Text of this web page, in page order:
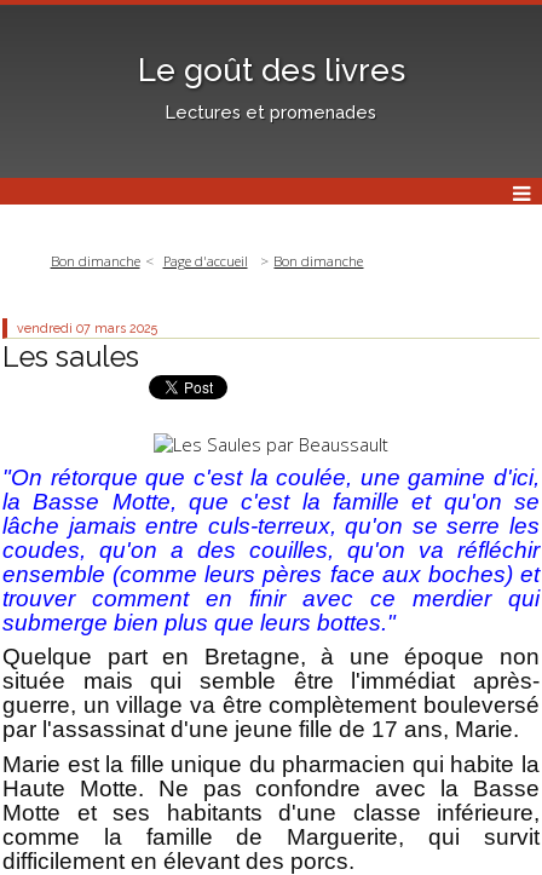
Le goût des livres
Lectures et promenades
Bon dimanche Page d'accueil Bon dimanche
vendredi 07 mars 2025
Les saules
"On rétorque que c'est la coulée, une gamine d'ici,
la Basse Motte, que c'est la famille et qu'on se
lâche jamais entre culs-terreux, qu'on se serre les
coudes, qu'on a des couilles, qu'on va réfléchir
ensemble (comme leurs pères face aux boches) et
trouver comment en finir avec ce merdier qui
submerge bien plus que leurs bottes."
Quelque part en Bretagne, à une époque non
située mais qui semble être l'immédiat après-
guerre, un village va être complètement bouleversé
par l'assassinat d'une jeune fille de 17 ans, Marie.
Marie est la fille unique du pharmacien qui habite la
Haute Motte. Ne pas confondre avec la Basse
Motte et ses habitants d'une classe inférieure,
comme la famille de Marguerite, qui survit
difficilement en élevant des porcs.